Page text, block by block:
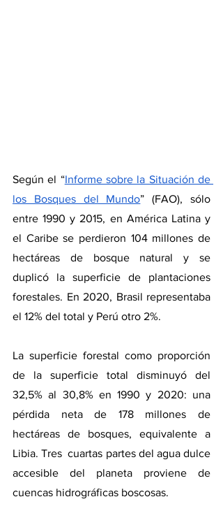
Según el “Informe sobre la Situación de
los Bosques del Mundo” (FAO), sólo
entre 1990 y 2015, en América Latina y
el Caribe se perdieron 104 millones de
hectáreas de bosque natural y se
duplicó la superficie de plantaciones
forestales. En 2020, Brasil representaba
el 12% del total y Perú otro 2%.
La superficie forestal como proporción
de la superficie total disminuyó del
32,5% al 30,8% en 1990 y 2020: una
pérdida neta de 178 millones de
hectáreas de bosques, equivalente a
Libia. Tres  cuartas partes del agua dulce
accesible del planeta proviene de
cuencas hidrográficas boscosas.